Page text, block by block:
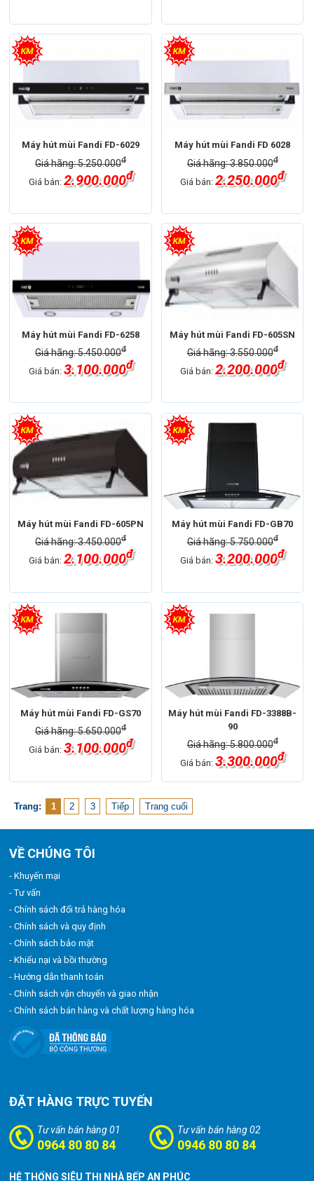
Máy hút mùi Fandi FD-6029
Giá hãng: 5.250.000đ
Giá bán: 2.900.000đ
Máy hút mùi Fandi FD 6028
Giá hãng: 3.850.000đ
Giá bán:2.250.000đ
Máy hút mùi Fandi FD-6258
Giá hãng: 5.450.000đ
Giá bán: 3.100.000đ
Máy hút mùi Fandi FD-605SN
Giá hãng: 3.550.000đ
Giá bán:2.200.000đ
Máy hút mùi Fandi FD-605PN
Giá hãng: 3.450.000đ
Giá bán: 2.100.000đ
Máy hút mùi Fandi FD-GB70
Giá hãng: 5.750.000đ
Giá bán:3.200.000đ
Máy hút mùi Fandi FD-GS70
Giá hãng: 5.650.000đ
Giá bán: 3.100.000đ
Máy hút mùi Fandi FD-3388B-
90
Giá hãng: 5.800.000đ
Giá bán:3.300.000đ
Trang: 1 2 3 Tiếp Trang cuối
VỀ CHÚNG TÔI
- Khuyến mại
- Tư vấn
- Chính sách đổi trả hàng hóa
- Chính sách và quy định
- Chính sách bảo mật
- Khiếu nại và bồi thường
- Hướng dẫn thanh toán
- Chính sách vận chuyển và giao nhận
- Chính sách bán hàng và chất lượng hàng hóa
ĐẶT HÀNG TRỰC TUYẾN
Tư vấn bán hàng 01
0964 80 80 84
Tư vấn bán hàng 02
0946 80 80 84
HỆ THỐNG SIÊU THỊ NHÀ BẾP AN PHÚC